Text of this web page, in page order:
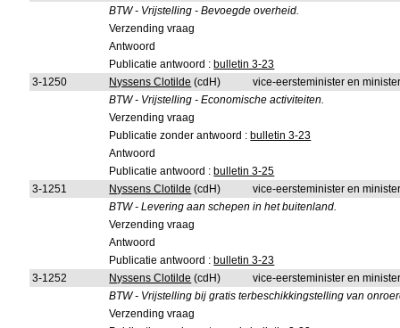
BTW - Vrijstelling - Bevoegde overheid.
Verzending vraag
Antwoord
Publicatie antwoord : bulletin 3-23
3-1250
Nyssens Clotilde (cdH)
vice-eersteminister en
BTW - Vrijstelling - Economische activiteiten.
Verzending vraag
Publicatie zonder antwoord : bulletin 3-23
Antwoord
Publicatie antwoord : bulletin 3-25
3-1251
Nyssens Clotilde (cdH)
vice-eersteminister en
BTW - Levering aan schepen in het buitenland.
Verzending vraag
Antwoord
Publicatie antwoord : bulletin 3-23
3-1252
Nyssens Clotilde (cdH)
vice-eersteminister en
BTW - Vrijstelling bij gratis terbeschikkingstelling van
Verzending vraag